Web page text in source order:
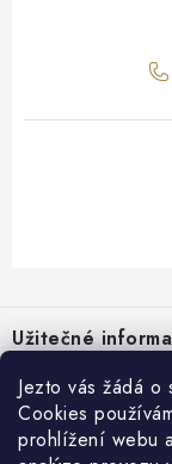
Jezto vás žádá o
Cookies
prohlížení webu
pUžitečné
O nás
Náš příběh
Zákaznický
Obchodní podmínky